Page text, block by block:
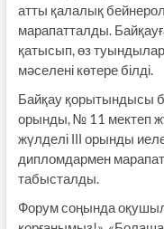
атты қалалық
марапатталды.
қатысып, өз
мәселені көтере білді.
Байқау қорытындысы
орынды, № 11 мектеп
жүлделі ІІІ орынды
дипломдармен
табысталды.
Форум соңында